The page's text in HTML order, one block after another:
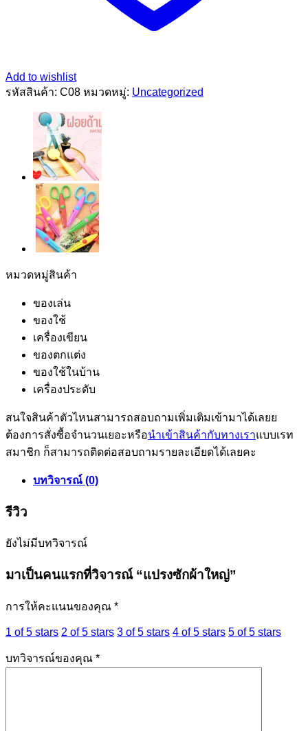
Add to wishlist
รหัสสินค้า: C08 หมวดหมู่: Uncategorized
หมวดหมู่สินค้า
ของเล่น
ของใช้
เครื่องเขียน
ของตกแต่ง
ของใช้ในบ้าน
เครื่องประดับ
สนใจสินค้าตัวไหนสามารถสอบถามเพิ่มเติมเข้ามาได้เลยย
ต้องการสั่งซื้อจำนวนเยอะหรือนำเข้าสินค้ากับทางเราแบบเรท
สมาชิก ก็สามารถติดต่อสอบถามรายละเอียดได้เลยคะ
บทวิจารณ์ (0)
รีวิว
ยังไม่มีบทวิจารณ์
มาเป็นคนแรกที่วิจารณ์ “แปรงซักผ้าใหญ่”
การให้คะแนนของคุณ *
1 of 5 stars 2 of 5 stars 3 of 5 stars 4 of 5 stars 5 of 5 stars
บทวิจารณ์ของคุณ *